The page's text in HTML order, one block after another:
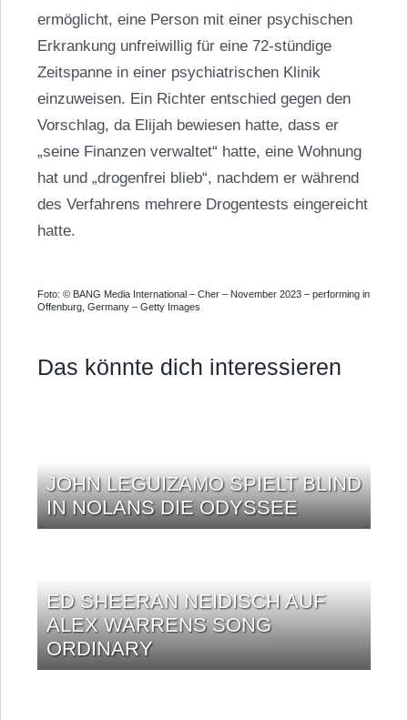
ermöglicht, eine Person mit einer psychischen
Erkrankung unfreiwillig für eine 72-stündige
Zeitspanne in einer psychiatrischen Klinik
einzuweisen. Ein Richter entschied gegen den
Vorschlag, da Elijah bewiesen hatte, dass er
„seine Finanzen verwaltet“ hatte, eine Wohnung
hat und „drogenfrei blieb“, nachdem er während
des Verfahrens mehrere Drogentests eingereicht
hatte.
Foto: © BANG Media International – Cher – November 2023 – performing in
Offenburg, Germany – Getty Images
Das könnte dich interessieren
JOHN LEGUIZAMO SPIELT BLIND
IN NOLANS DIE ODYSSEE
ED SHEERAN NEIDISCH AUF
ALEX WARRENS SONG
ORDINARY